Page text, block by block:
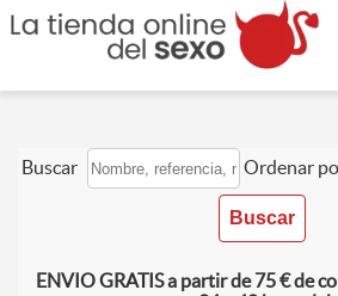
Buscar Ordenar
ENVIO GRATIS a partir de 75 € de